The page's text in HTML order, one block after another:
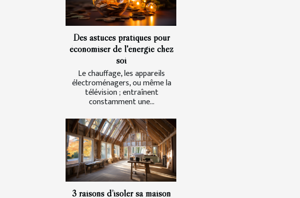
Des astuces pratiques pour
économiser de l'énergie chez
soi
Le chauffage, les appareils
électroménagers, ou même la
télévision ; entraînent
constamment une...
3 raisons d’isoler sa maison